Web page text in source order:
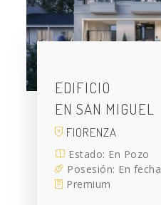
EDIFICIO
EN SAN MIGUEL
FIORENZA
Estado: En Pozo
Posesión: En fecha
Premium